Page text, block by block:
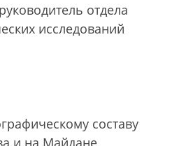
отдела
исследований
составу
и на Майдане